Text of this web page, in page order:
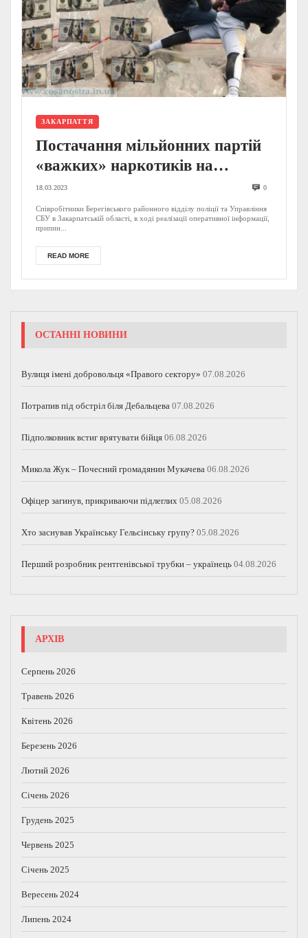
ЗАКАРПАТТЯ
Постачання мільйонних партій
«важких» наркотиків на
Закарпаття: в Ужгороді
затримано наркодилера – деталі
від поліції (ФОТО)
18.03.2023 0
Співробітники Берегівського районного відділу поліції та Управління
СБУ в Закарпатській області, в ході реалізації оперативної інформації,
припин...
READ MORE
ОСТАННІ НОВИНИ
Вулиця імені добровольця «Правого сектору» 07.08.2026
Потрапив під обстріл біля Дебальцева 07.08.2026
Підполковник встиг врятувати бійця 06.08.2026
Микола Жук – Почесний громадянин Мукачева 06.08.2026
Офіцер загинув, прикриваючи підлеглих 05.08.2026
Хто заснував Українську Гельсінську групу? 05.08.2026
Перший розробник рентгенівської трубки – українець 04.08.2026
АРХІВ
Серпень 2026
Травень 2026
Квітень 2026
Березень 2026
Лютий 2026
Січень 2026
Грудень 2025
Червень 2025
Січень 2025
Вересень 2024
Липень 2024